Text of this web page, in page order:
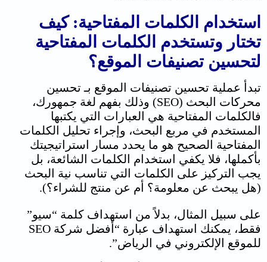
استخدام الكلمات المفتاحية: كيف
تختار وتستخدم الكلمات المفتاحية
لتحسين تصنيفات الموقع؟
تبدأ عملية تحسين تصنيفات الموقع بـتحسين
محركات البحث (SEO) وذلك بفهم لغة جمهورك،
فالكلمات المفتاحية هي العبارات التي يكتبها
المستخدم في مربع البحث، وإجراء تحليل الكلمات
المفتاحية الصحيح هو ما يحدد مسار استراتيجيتك
بأكملها، فلا يكفي استخدام الكلمات الشائعة، بل
يجب التركيز على الكلمات التي تناسب نية البحث
(هل يبحث عن معلومة؟ أم عن منتج للشراء؟).
على سبيل المثال، بدلاً من استهداف كلمة “سيو”
فقط، يمكنك استهداف عبارة “أفضل شركة SEO
للموقع الإلكتروني في الرياض”.